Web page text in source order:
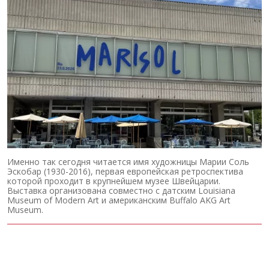
Именно так сегодня читается имя художницы Марии Соль
Эскобар (1930-2016), первая европейская ретроспектива
которой проходит в крупнейшем музее Швейцарии.
Выставка организована совместно с датским Louisiana
Museum of Modern Art и американским Buffalo AKG Art
Museum.